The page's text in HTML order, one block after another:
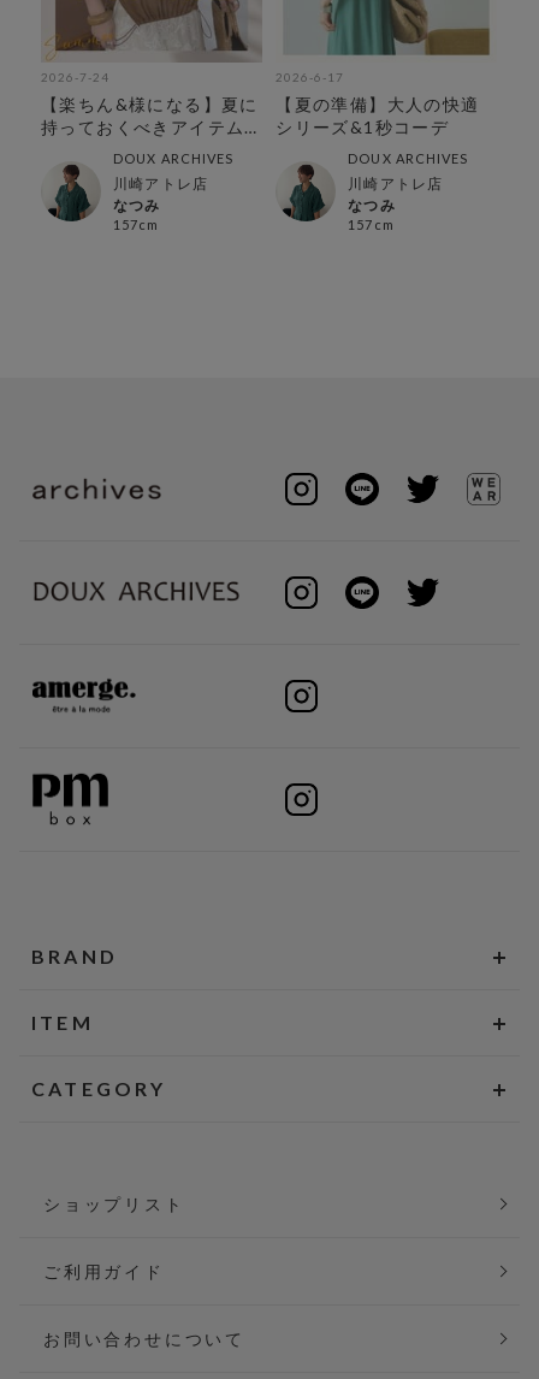
2026-7-24
【楽ちん&様になる】夏に
持っておくべきアイテム
DOUX ARCHIVES
川崎アトレ店
なつみ
157cm
2026-6-17
【夏の準備】大人の快適
シリーズ&1秒コーデ
DOUX ARCHIVES
川崎アトレ店
なつみ
157cm
BRAND
ITEM
CATEGORY
ショップリスト
ご利用ガイド
お問い合わせについて